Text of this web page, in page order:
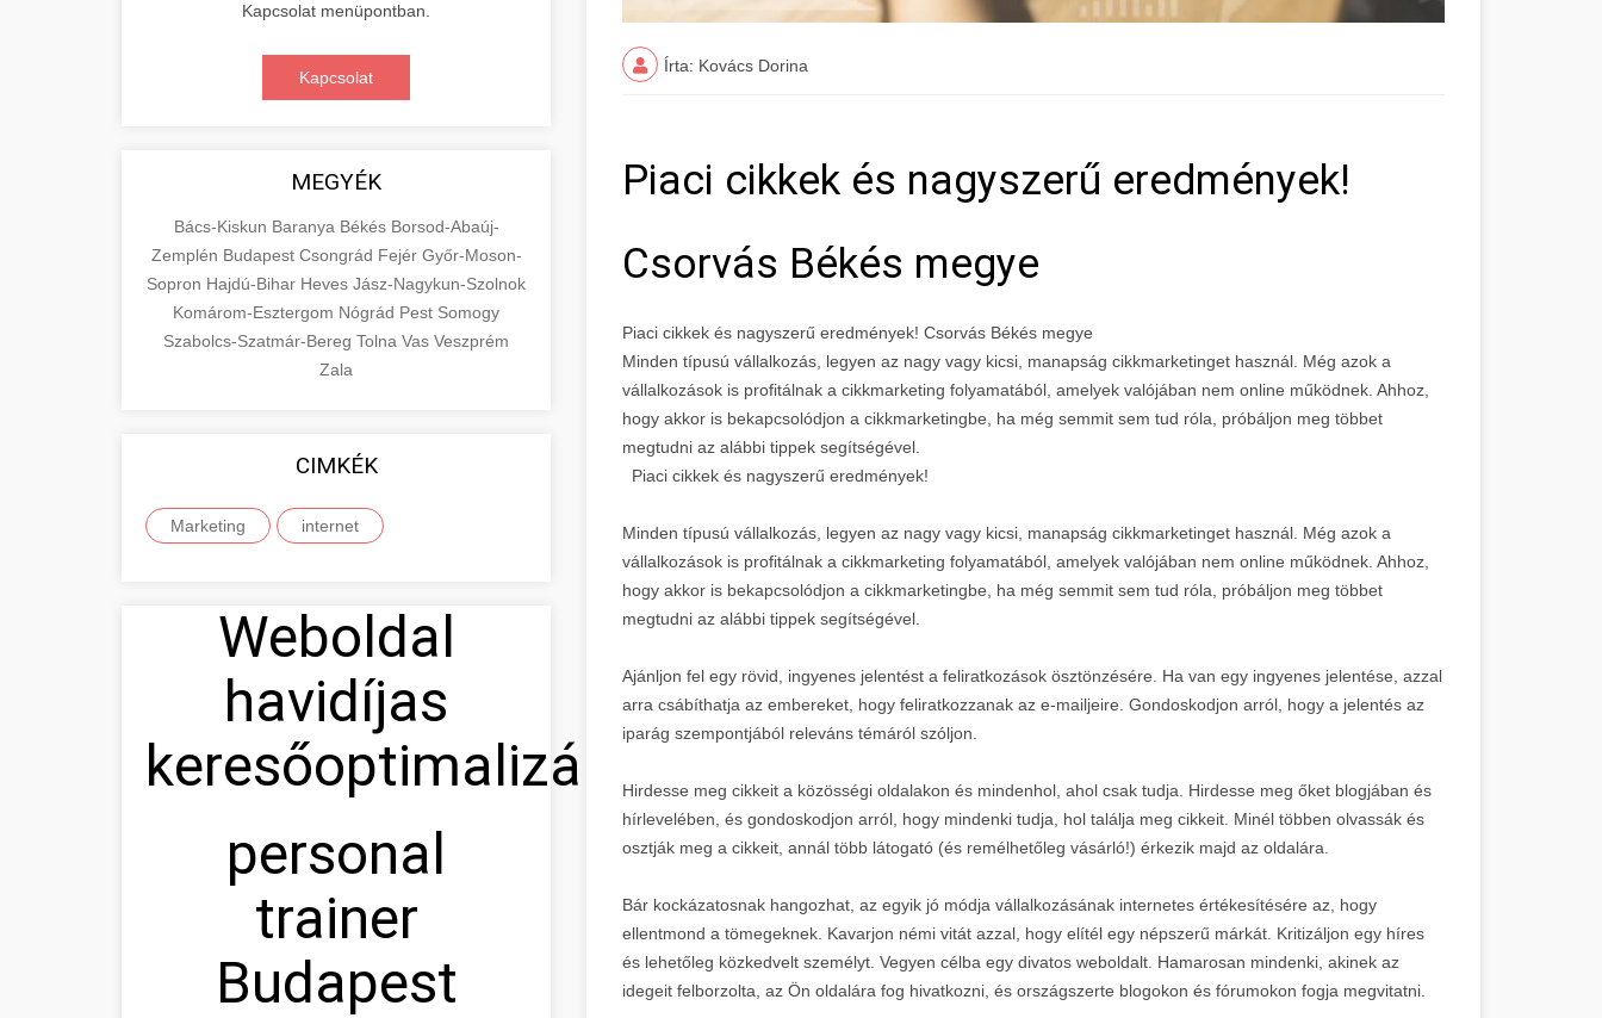
Kapcsolat menüpontban.
Kapcsolat
MEGYÉK
Bács-Kiskun Baranya Békés Borsod-Abaúj-
Zemplén Budapest Csongrád Fejér Győr-Moson-
Sopron Hajdú-Bihar Heves Jász-Nagykun-Szolnok
Komárom-Esztergom Nógrád Pest Somogy
Szabolcs-Szatmár-Bereg Tolna Vas Veszprém
Zala
CIMKÉK
Marketing internet
Weboldal
havidíjas
keresőoptimalizálás
personal
trainer
Budapest
Írta: Kovács Dorina
Piaci cikkek és nagyszerű eredmények!
Csorvás Békés megye
Piaci cikkek és nagyszerű eredmények! Csorvás Békés megye
Minden típusú vállalkozás, legyen az nagy vagy kicsi, manapság cikkmarketinget használ. Még azok a
vállalkozások is profitálnak a cikkmarketing folyamatából, amelyek valójában nem online működnek. Ahhoz,
hogy akkor is bekapcsolódjon a cikkmarketingbe, ha még semmit sem tud róla, próbáljon meg többet
megtudni az alábbi tippek segítségével.
Piaci cikkek és nagyszerű eredmények!
Minden típusú vállalkozás, legyen az nagy vagy kicsi, manapság cikkmarketinget használ. Még azok a
vállalkozások is profitálnak a cikkmarketing folyamatából, amelyek valójában nem online működnek. Ahhoz,
hogy akkor is bekapcsolódjon a cikkmarketingbe, ha még semmit sem tud róla, próbáljon meg többet
megtudni az alábbi tippek segítségével.
Ajánljon fel egy rövid, ingyenes jelentést a feliratkozások ösztönzésére. Ha van egy ingyenes jelentése, azzal
arra csábíthatja az embereket, hogy feliratkozzanak az e-mailjeire. Gondoskodjon arról, hogy a jelentés az
iparág szempontjából releváns témáról szóljon.
Hirdesse meg cikkeit a közösségi oldalakon és mindenhol, ahol csak tudja. Hirdesse meg őket blogjában és
hírlevelében, és gondoskodjon arról, hogy mindenki tudja, hol találja meg cikkeit. Minél többen olvassák és
osztják meg a cikkeit, annál több látogató (és remélhetőleg vásárló!) érkezik majd az oldalára.
Bár kockázatosnak hangozhat, az egyik jó módja vállalkozásának internetes értékesítésére az, hogy
ellentmond a tömegeknek. Kavarjon némi vitát azzal, hogy elítél egy népszerű márkát. Kritizáljon egy híres
és lehetőleg közkedvelt személyt. Vegyen célba egy divatos weboldalt. Hamarosan mindenki, akinek az
idegeit felborzolta, az Ön oldalára fog hivatkozni, és országszerte blogokon és fórumokon fogja megvitatni.